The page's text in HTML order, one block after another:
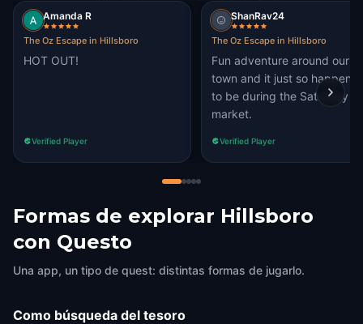
Amanda R
The Oz Escape in Hillsboro
HOT OUT!
Verified Player
ShanRav24
The Oz Escape in Hillsboro
Fun adventure around our
town and it just so
to be during the Saturday
market.
Verified Player
Formas de explorar Hillsboro
con Questo
Una app, un tipo de quest: distintas formas de jugarlo.
Como búsqueda del tesoro